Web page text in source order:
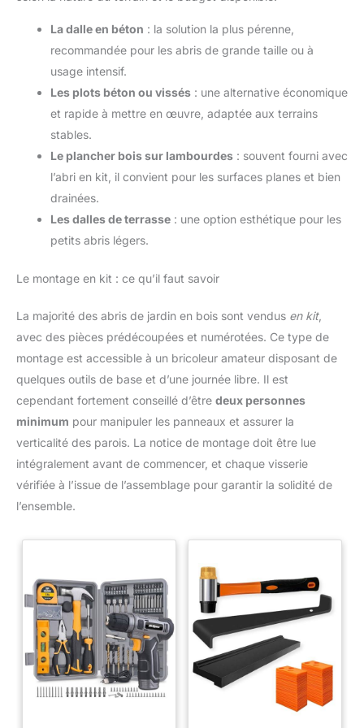
La dalle en béton : la solution la plus pérenne,
recommandée pour les abris de grande taille ou à
usage intensif.
Les plots béton ou vissés : une alternative économique
et rapide à mettre en œuvre, adaptée aux terrains
stables.
Le plancher bois sur lambourdes : souvent fourni avec
l’abri en kit, il convient pour les surfaces planes et bien
drainées.
Les dalles de terrasse : une option esthétique pour les
petits abris légers.
Le montage en kit : ce qu’il faut savoir
La majorité des abris de jardin en bois sont vendus en kit,
avec des pièces prédécoupées et numérotées. Ce type de
montage est accessible à un bricoleur amateur disposant de
quelques outils de base et d’une journée libre. Il est
cependant fortement conseillé d’être deux personnes
minimum pour manipuler les panneaux et assurer la
verticalité des parois. La notice de montage doit être lue
intégralement avant de commencer, et chaque visserie
vérifiée à l’issue de l’assemblage pour garantir la solidité de
l’ensemble.